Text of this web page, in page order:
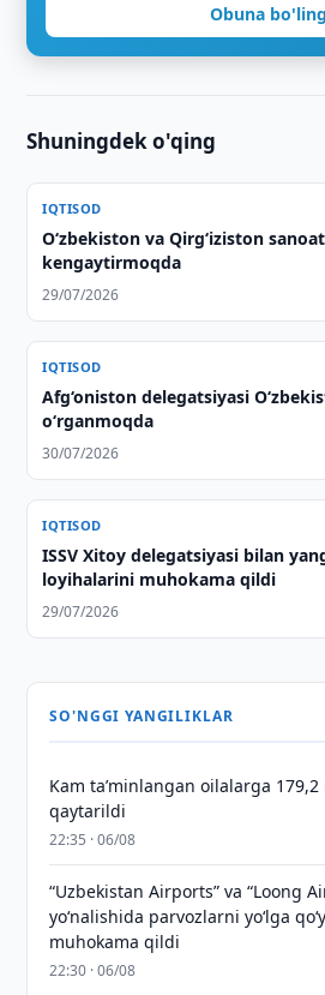
Obuna bo'ling
Shuningdek o'qing
IQTISOD
Oʻzbekiston va Qirgʻiziston
kengaytirmoqda
29/07/2026
IQTISOD
Afg‘oniston delegatsiyasi
o‘rganmoqda
30/07/2026
IQTISOD
ISSV Xitoy delegatsiyasi bilan
loyihalarini muhokama qildi
29/07/2026
SO'NGGI YANGILIKLAR
Kam taʼminlangan oilalarga 179,2
qaytarildi
22:35 · 06/08
“Uzbekistan Airports” va “Loong
yo‘nalishida parvozlarni yo‘lga
muhokama qildi
22:30 · 06/08